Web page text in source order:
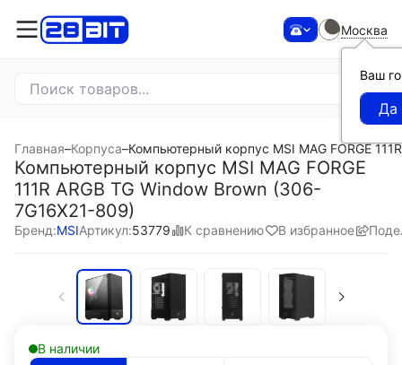
Москва
Ваш
Главная–Корпуса–Компьютерный корпус MSI MAG FORGE
Компьютерный корпус MSI MAG FORGE
111R ARGB TG Window Brown (306-
7G16X21-809)
Бренд:MSIАртикул:53779 К сравнению В избранное
В наличии